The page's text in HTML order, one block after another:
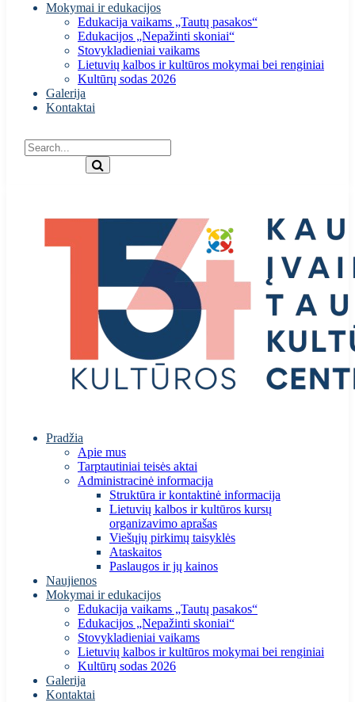
Mokymai ir edukacijos
Edukacija vaikams „Tautų pasakos“
Edukacijos „Nepažinti skoniai“
Stovykladieniai vaikams
Lietuvių kalbos ir kultūros mokymai bei renginiai
Kultūrų sodas 2026
Galerija
Kontaktai
Pradžia
Apie mus
Tarptautiniai teisės aktai
Administracinė informacija
Struktūra ir kontaktinė informacija
Lietuvių kalbos ir kultūros kursų
organizavimo aprašas
Viešųjų pirkimų taisyklės
Ataskaitos
Paslaugos ir jų kainos
Naujienos
Mokymai ir edukacijos
Edukacija vaikams „Tautų pasakos“
Edukacijos „Nepažinti skoniai“
Stovykladieniai vaikams
Lietuvių kalbos ir kultūros mokymai bei renginiai
Kultūrų sodas 2026
Galerija
Kontaktai